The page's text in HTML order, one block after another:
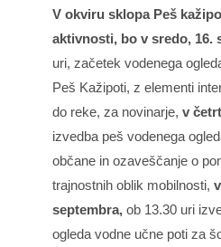
V okviru sklopa Peš
aktivnosti, bo v sredo, 16.
uri, začetek vodenega
Peš Kažipoti, z elementi
do reke, za novinarje, v
izvedba peš vodenega
občane in ozaveščanje o
trajnostnih oblik mobilnosti,
septembra, ob 13.30 uri
ogleda vodne učne poti za